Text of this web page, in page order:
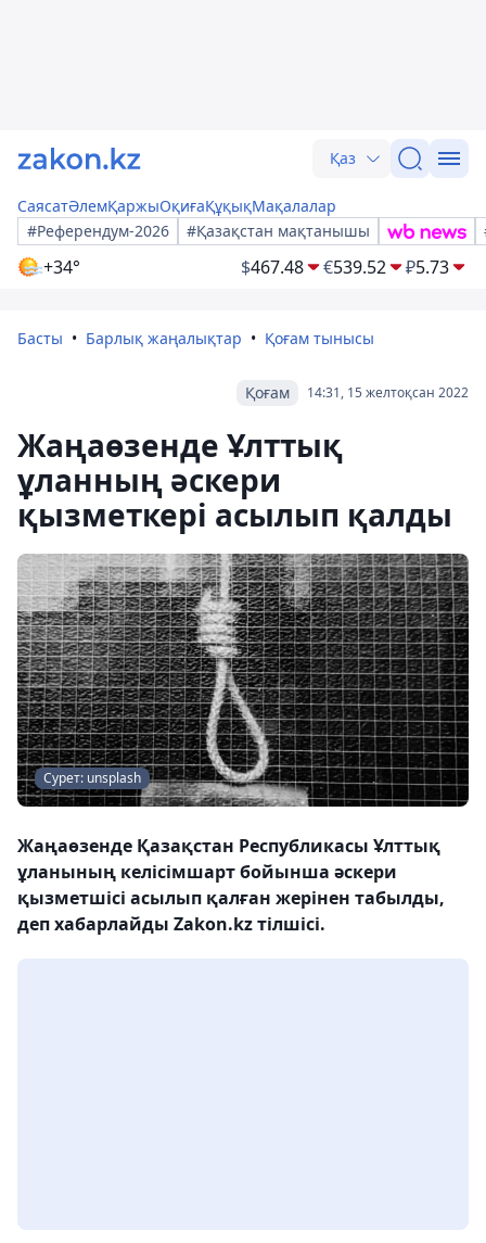
Қаз
СаясатӘлемҚаржыОқиғаҚұқықМақалалар
#Референдум-2026
#Қазақстан мақтанышы
+34° $467.48 €539.52 ₽5.73
Басты Барлық жаңалықтар Қоғам тынысы
14:31, 15 желтоқсан 2022
Қоғам
Жаңаөзенде Ұлттық
ұланның әскери
қызметкері асылып қалды
Сурет: unsplash
Жаңаөзенде Қазақстан Республикасы Ұлттық
ұланының келісімшарт бойынша әскери
қызметшісі асылып қалған жерінен табылды,
деп хабарлайды Zakon.kz тілшісі.